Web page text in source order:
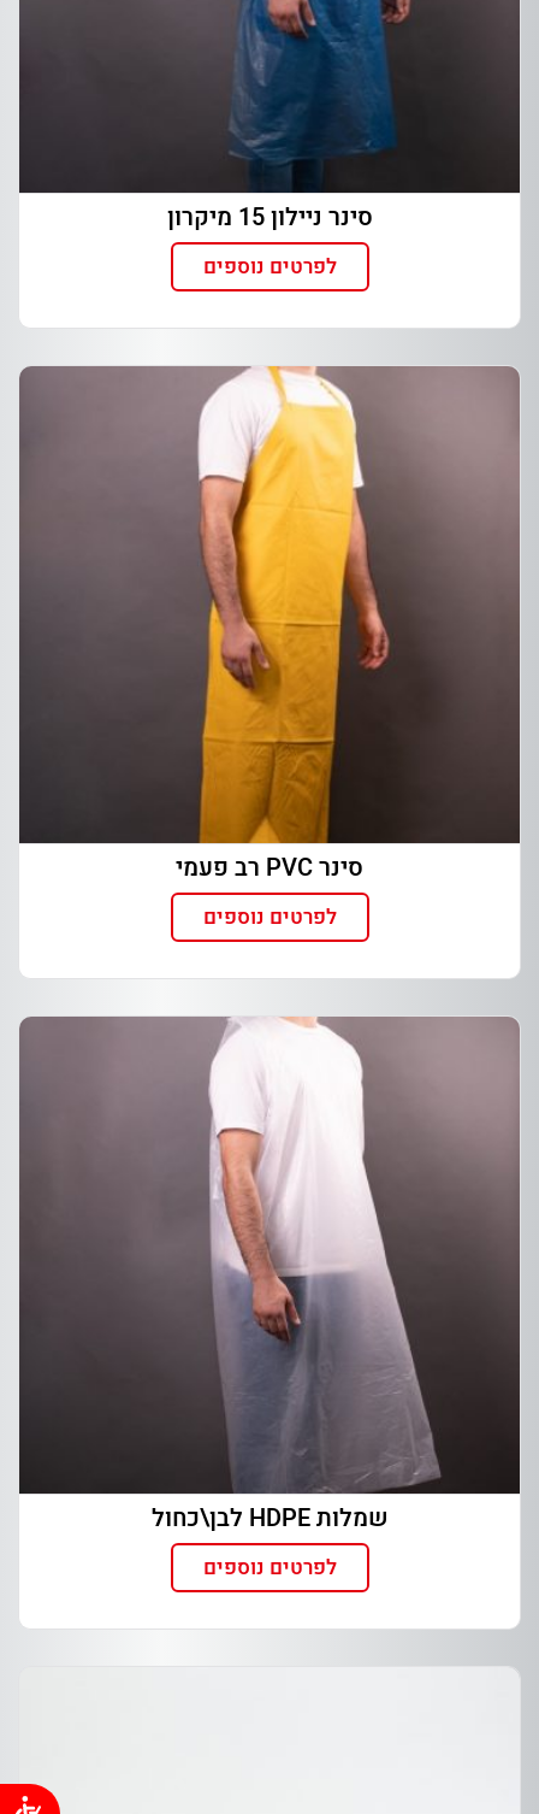
סינר ניילון 15 מיקרון
לפרטים נוספים
סינר PVC רב פעמי
לפרטים נוספים
שמלות HDPE לבן\כחול
לפרטים נוספים